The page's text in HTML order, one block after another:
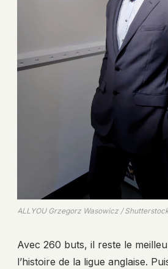
ALLYOU Grzegorz Wasowicz /
Avec 260 buts, il reste le
l’histoire de la ligue anglaise.